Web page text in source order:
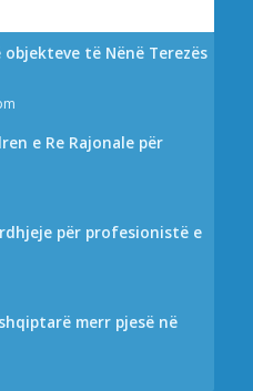
të Nënë Terezës
e Re Rajonale për
për profesionistë e
merr pjesë në